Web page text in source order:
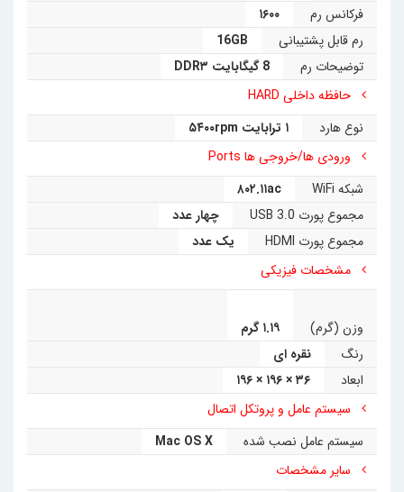
فرکانس رم
۱۶۰۰
رم قابل پشتیبانی
16GB
توضیحات رم
8 گیگابایت DDR۳
حافظه داخلی HARD
نوع هارد
۱ ترابایت ۵۴۰۰rpm
ورودی ها/خروجی ها Ports
شبکه WiFi
۸۰۲.۱۱ac
مجموع پورت USB 3.0
چهار عدد
مجموع پورت HDMI
یک عدد
مشخصات فیزیکی
وزن (گرم)
۱.۱۹ گرم
رنگ
نقره ای
ابعاد
۳۶ × ۱۹۶ × ۱۹۶
سیستم عامل و پروتکل اتصال
سیستم عامل نصب شده
Mac OS X
سایر مشخصات